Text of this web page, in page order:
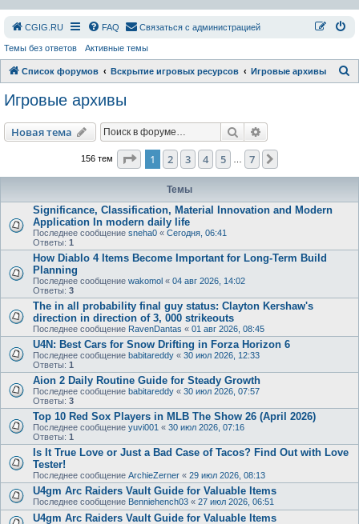
СGIG.RU FAQ Связаться с администрацией
Темы без ответов Активные темы
Список форумов Вскрытие игровых ресурсов Игровые архивы
Игровые архивы
Новая тема Поиск
156 тем Страница из
1 2 3 4 5 7
Темы
Significance, Classification, Material Innovation and Modern
Application In modern daily life
Последнее сообщение sneha0 « Сегодня, 06:41
Ответы: 1
How Diablo 4 Items Become Important for Long-Term Build
Planning
Последнее сообщение wakomol « 04 авг 2026, 14:02
Ответы: 3
The in all probability final guy status: Clayton Kershaw's
direction in direction of 3, 000 strikeouts
Последнее сообщение RavenDantas « 01 авг 2026, 08:45
U4N: Best Cars for Snow Drifting in Forza Horizon 6
Последнее сообщение babitareddy « 30 июл 2026, 12:33
Ответы: 1
Aion 2 Daily Routine Guide for Steady Growth
Последнее сообщение babitareddy « 30 июл 2026, 07:57
Ответы: 3
Top 10 Red Sox Players in MLB The Show 26 (April 2026)
Последнее сообщение yuvi001 « 30 июл 2026, 07:16
Ответы: 1
Is It True Love or Just a Bad Case of Tacos? Find Out with Love
Tester!
Последнее сообщение ArchieZerner « 29 июл 2026, 08:13
U4gm Arc Raiders Vault Guide for Valuable Items
Последнее сообщение Benniehench03 « 27 июл 2026, 06:51
U4gm Arc Raiders Vault Guide for Valuable Items